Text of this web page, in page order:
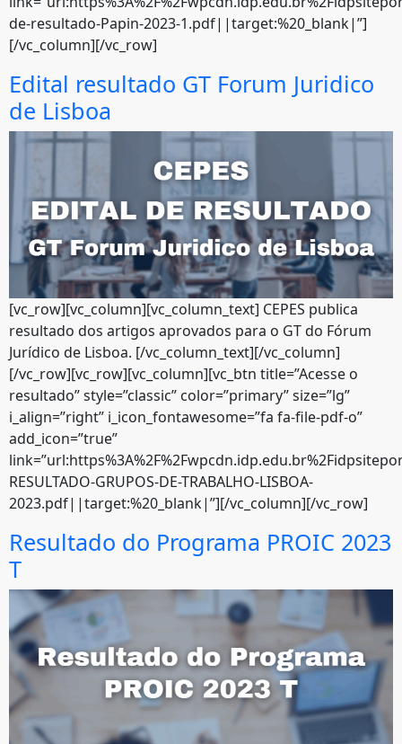
de-resultado-Papin-2023-1.pdf||target:%20_blank|”]
[/vc_column][/vc_row]
Edital resultado GT Forum Juridico
de Lisboa
[vc_row][vc_column][vc_column_text] CEPES publica
resultado dos artigos aprovados para o GT do Fórum
Jurídico de Lisboa. [/vc_column_text][/vc_column]
[/vc_row][vc_row][vc_column][vc_btn title=”Acesse o
resultado” style=”classic” color=”primary” size=”lg”
i_align=”right” i_icon_fontawesome=”fa fa-file-pdf-o”
add_icon=”true”
RESULTADO-GRUPOS-DE-TRABALHO-LISBOA-
2023.pdf||target:%20_blank|”][/vc_column][/vc_row]
Resultado do Programa PROIC 2023
T